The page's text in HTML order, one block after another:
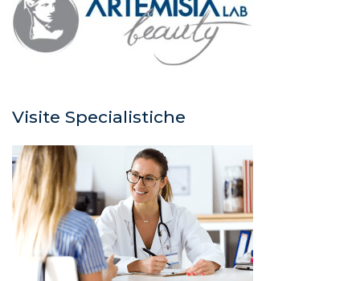
Visite Specialistiche